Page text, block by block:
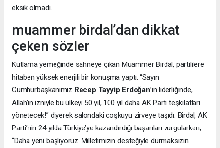
eksik olmadı.
muammer birdal’dan dikkat
çeken sözler
Kutlama yemeğinde sahneye çıkan Muammer Birdal, partililere
hitaben yüksek enerjili bir konuşma yaptı. “Sayın
Cumhurbaşkanımız Recep Tayyip Erdoğan’ın liderliğinde,
Allah’ın izniyle bu ülkeyi 50 yıl, 100 yıl daha AK Parti teşkilatları
yönetecek!” diyerek salondaki coşkuyu zirveye taşıdı. Birdal, AK
Parti’nin 24 yılda Türkiye’ye kazandırdığı başarıları vurgularken,
“Daha yeni başlıyoruz. Milletimizin desteğiyle durmaksızın